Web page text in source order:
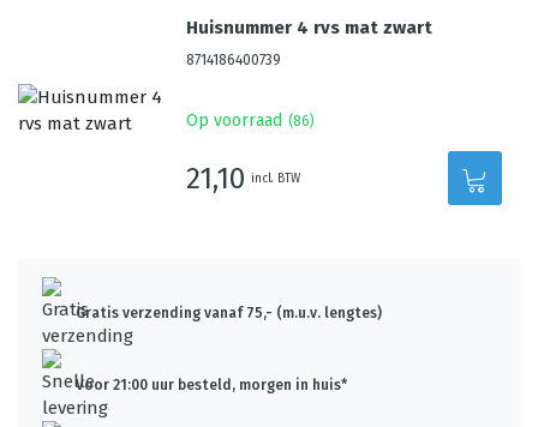
Huisnummer 4 rvs mat zwart
8714186400739
Op voorraad (86)
21,10 incl. BTW
Gratis verzending vanaf 75,- (m.u.v. lengtes)
Voor 21:00 uur besteld, morgen in huis*